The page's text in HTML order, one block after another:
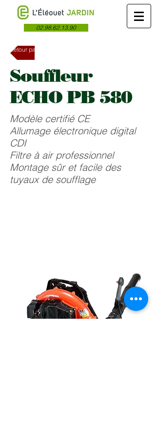
02.98.62.13.90
Retour page précédente
Souffleur
ECHO PB 580
Modèle certifié CE
Allumage électronique digital
CDI
Filtre à air professionnel
Montage sûr et facile des
tuyaux de soufflage